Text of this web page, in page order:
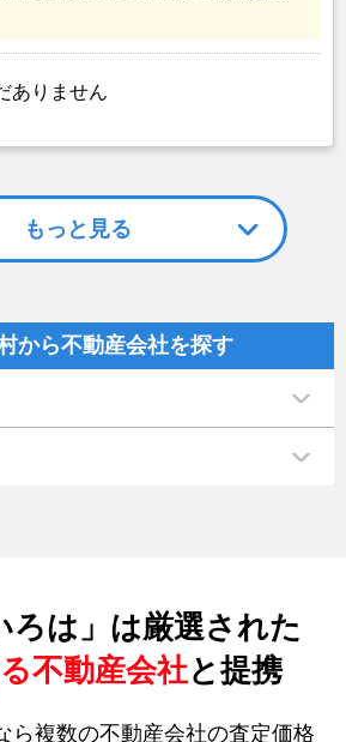
ありません
もっと見る
から不動産会社を探す
ろは」は厳選された
不動産会社と提携
ら複数の不動産会社の査定価格